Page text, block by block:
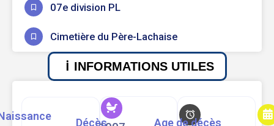
07e division PL
Cimetière du Père-Lachaise
INFORMATIONS UTILES
Décès Age de décès